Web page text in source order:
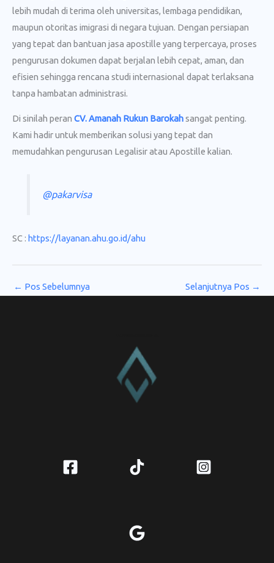
lebih mudah di terima oleh universitas, lembaga pendidikan,
maupun otoritas imigrasi di negara tujuan. Dengan persiapan
yang tepat dan bantuan jasa apostille yang terpercaya, proses
pengurusan dokumen dapat berjalan lebih cepat, aman, dan
efisien sehingga rencana studi internasional dapat terlaksana
tanpa hambatan administrasi.
Di sinilah peran CV. Amanah Rukun Barokahsangat penting.
Kami hadir untuk memberikan solusi yang tepat dan
memudahkan pengurusan Legalisir atau Apostille kalian.
@pakarvisa
SC : https://layanan.ahu.go.id/ahu
← Pos Sebelumnya Selanjutnya Pos →